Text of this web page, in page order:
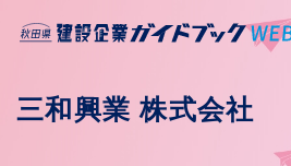
三和興業 株式会社